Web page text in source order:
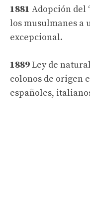
1881 Adopción del
los musulmanes a
excepcional.
1889Ley de
colonos de origen
españoles,